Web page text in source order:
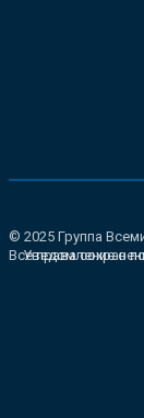
© 2025 Группа
Все права
Уведомление о